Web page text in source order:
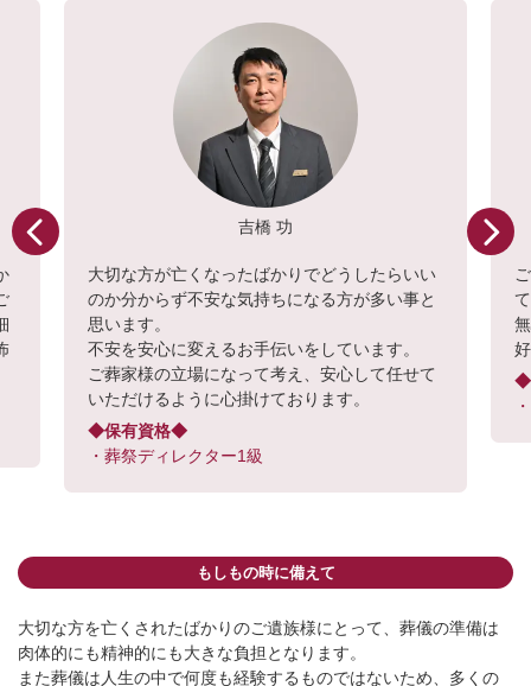
吉橋 功
大切な方が亡くなったばかりでどうしたらいい
のか分からず不安な気持ちになる方が多い事と
思います。
不安を安心に変えるお手伝いをしています。
ご葬家様の立場になって考え、安心して任せて
いただけるように心掛けております。
◆保有資格◆
・葬祭ディレクター1級
◆
もしもの時に備えて
大切な方を亡くされたばかりのご遺族様にとって、葬儀の準備は
肉体的にも精神的にも大きな負担となります。
また葬儀は人生の中で何度も経験するものではないため、多くの